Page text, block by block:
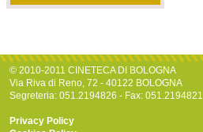
© 2010-2011 CINETECA DI BOLOGNA
Via Riva di Reno, 72 - 40122 BOLOGNA
Segreteria: 051.2194826 - Fax: 051.2194821
Privacy Policy